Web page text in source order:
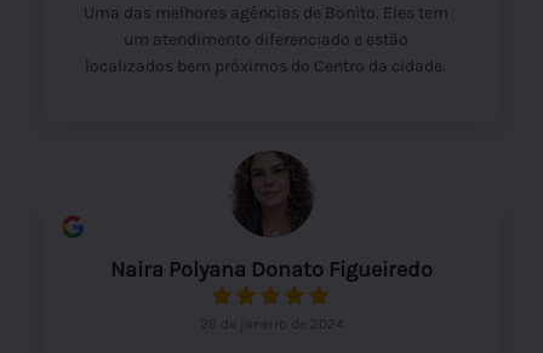
Uma das melhores agências de Bonito. Eles tem
um atendimento diferenciado e estão
localizados bem próximos do Centro da cidade.
passeios. Super recomendo!
Naira Polyana Donato Figueiredo
26 de janeiro de 2024